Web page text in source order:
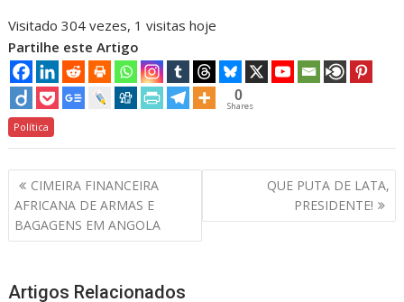
Visitado 304 vezes, 1 visitas hoje
Partilhe este Artigo
0
Shares
Política
Navegação
de
artigos
CIMEIRA FINANCEIRA
AFRICANA DE ARMAS E
BAGAGENS EM ANGOLA
QUE PUTA DE LATA,
PRESIDENTE!
Artigos Relacionados